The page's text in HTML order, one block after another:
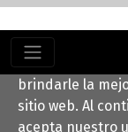
Este sitio web
brindarle la
sitio web. Al
acepta nuestro